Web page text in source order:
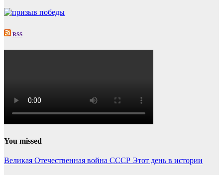
RSS
You missed
Великая Отечественная война СССР Этот день в истории